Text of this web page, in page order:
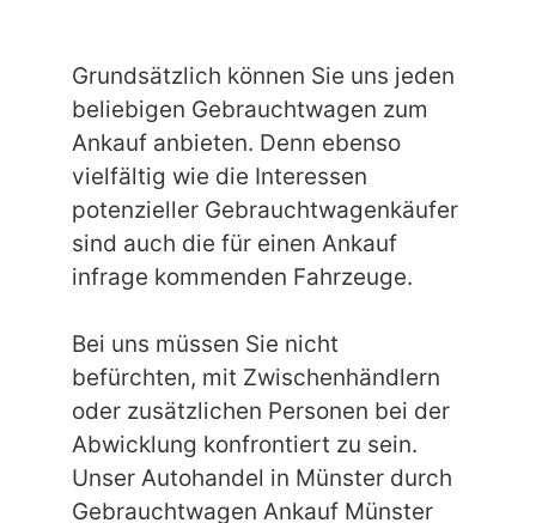
Grundsätzlich können Sie uns jeden
beliebigen Gebrauchtwagen zum
Ankauf anbieten. Denn ebenso
vielfältig wie die Interessen
potenzieller Gebrauchtwagenkäufer
sind auch die für einen Ankauf
infrage kommenden Fahrzeuge.
Bei uns müssen Sie nicht
befürchten, mit Zwischenhändlern
oder zusätzlichen Personen bei der
Abwicklung konfrontiert zu sein.
Unser Autohandel in Münster durch
Gebrauchtwagen Ankauf Münster